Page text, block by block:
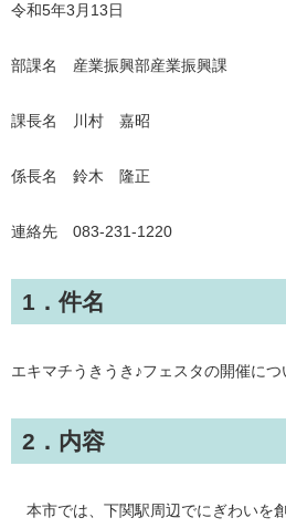
令和5年3月13日
部課名 産業振興部産業振興課
課長名 川村 嘉昭
係長名 鈴木 隆正
連絡先 083-231-1220
1．件名
エキマチうきうき♪フェスタの開催につ
2．内容
本市では、下関駅周辺でにぎわいを